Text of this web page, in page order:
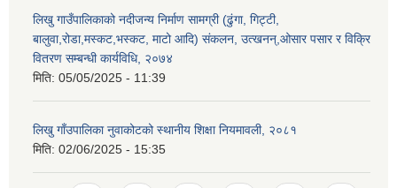
लिखु गाउँपालिकाको नदीजन्य निर्माण सामग्री (ढुंगा, गिट्टी,
बालुवा,रोडा,मस्कट,भस्कट, माटो आदि) संकलन, उत्खनन्,ओसार पसार र विक्रि
वितरण सम्बन्धी कार्यविधि, २०७४
मिति: 05/05/2025 - 11:39
लिखु गाँउपालिका नुवाकोटको स्थानीय शिक्षा नियमावली, २०८१
मिति: 02/06/2025 - 15:35